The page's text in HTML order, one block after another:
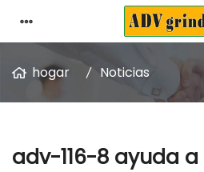
hogar Noticias
adv-116-8 ayuda